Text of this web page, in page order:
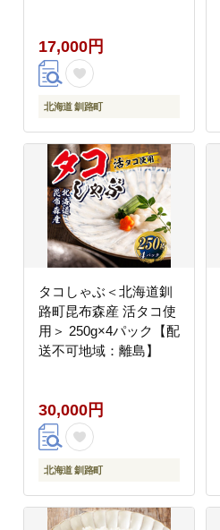
17,000円
北海道 釧路町
タコしゃぶ＜北海道釧
路町昆布森産 活タコ使
用＞ 250g×4パック【配
送不可地域：離島】
30,000円
北海道 釧路町